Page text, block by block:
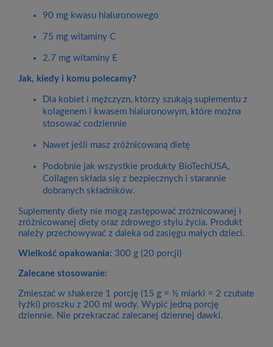
90 mg kwasu hialuronowego
75 mg witaminy C
2.7 mg witaminy E
Jak, kiedy i komu polecamy?
Dla kobiet i mężczyzn, którzy szukają suplementu z
kolagenem i kwasem hialuronowym, które można
stosować codziennie
Nawet jeśli masz zróżnicowaną dietę
Podobnie jak wszystkie produkty BioTechUSA,
Collagen składa się z bezpiecznych i starannie
dobranych składników.
Suplementy diety nie mogą zastępować zróżnicowanej i
zróżnicowanej diety oraz zdrowego stylu życia. Produkt
należy przechowywać z daleka od zasięgu małych dzieci.
Wielkość opakowania: 300 g (20 porcji)
Zalecane stosowanie:
Zmieszać w shakerze 1 porcję (15 g = ½ miarki = 2 czubate
łyżki) proszku z 200 ml wody. Wypić jedną porcję
dziennie. Nie przekraczać zalecanej dziennej dawki.